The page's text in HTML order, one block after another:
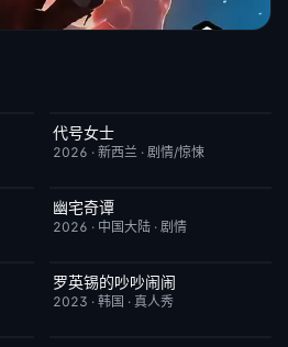
完结
代号女士
2026 · 新西兰 · 剧情/惊悚
完结
幽宅奇谭
2026 · 中国大陆 · 剧情
今日更新
罗英锡的吵吵闹闹
2023 · 韩国 · 真人秀